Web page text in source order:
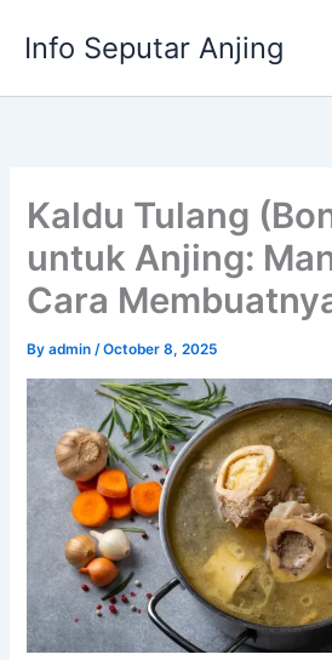
Info Seputar Anjing
Kaldu Tulang
untuk Anjing:
Cara
Byadmin/October 8, 2025